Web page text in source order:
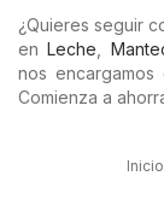
¿Quieres seguir
enLeche
nos
Comienza a
Inicio